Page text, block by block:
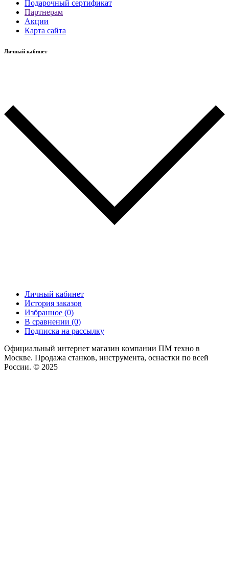
Подарочный сертификат
Партнерам
Акции
Карта сайта
Личный кабинет
Личный кабинет
История заказов
Избранное (0)
В сравнении (0)
Подписка на рассылку
Официальный интернет магазин компании ПМ техно в
Москве. Продажа станков, инструмента, оснастки по всей
России. © 2025